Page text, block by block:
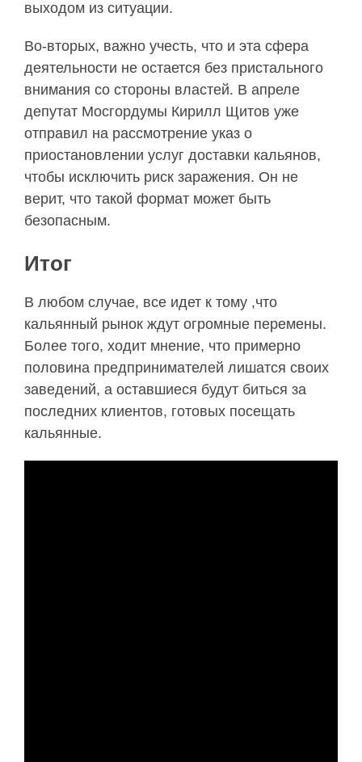
выходом из ситуации.
Во-вторых, важно учесть, что и эта сфера
деятельности не остается без пристального
внимания со стороны властей. В апреле
депутат Мосгордумы Кирилл Щитов уже
отправил на рассмотрение указ о
приостановлении услуг доставки кальянов,
чтобы исключить риск заражения. Он не
верит, что такой формат может быть
безопасным.
Итог
В любом случае, все идет к тому ,что
кальянный рынок ждут огромные перемены.
Более того, ходит мнение, что примерно
половина предпринимателей лишатся своих
заведений, а оставшиеся будут биться за
последних клиентов, готовых посещать
кальянные.